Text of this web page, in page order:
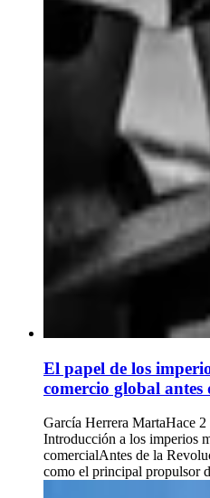
El papel de los
comercio global
García Herrera MartaHace 2
Introducción a los imperios
comercialAntes de la
como el principal propulsor